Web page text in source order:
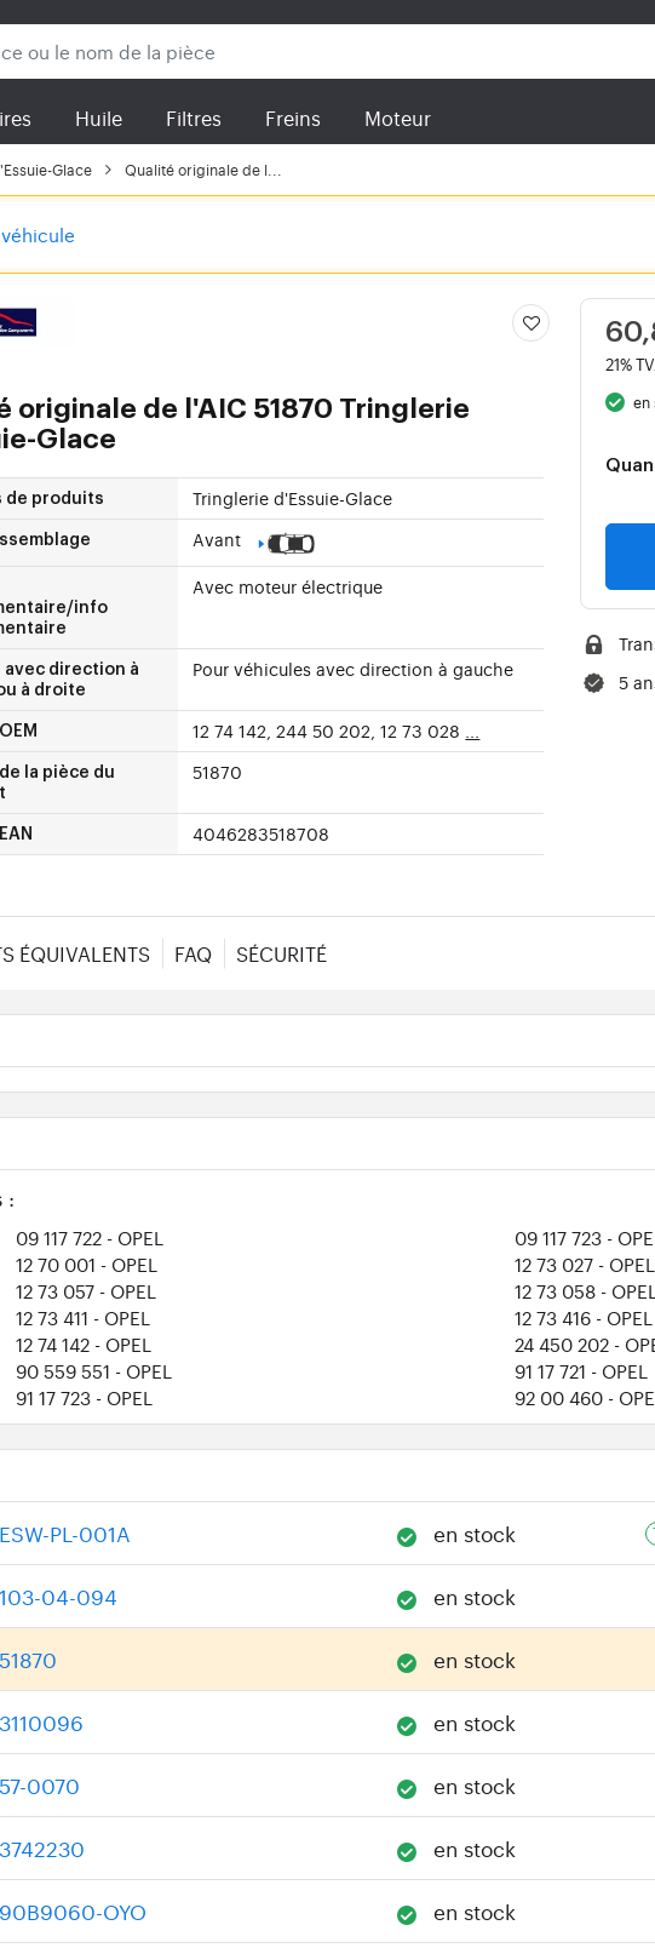
Huile Filtres Freins Moteur
Glace Qualité originale de l...
originale de l'AIC 51870 Tringlerie
Glace
de produits Tringlerie d'Essuie-Glace
Avant
info
Avec moteur électrique
avec direction à
à droite
Pour véhicules avec direction à gauche
12 74 142, 244 50 202, 12 73 028
la pièce du
51870
4046283518708
21%
en
5
ÉQUIVALENTS FAQ SÉCURITÉ
:
09 117 722 - OPEL 09 117 723 -
12 70 001 - OPEL 12 73 027 - OPEL
12 73 057 - OPEL 12 73 058 - OPEL
12 73 411 - OPEL 12 73 416 - OPEL
12 74 142 - OPEL 24 450 202 -
90 559 551 - OPEL 91 17 721 - OPEL
91 17 723 - OPEL 92 00 460 -
ESW-PL-001A en stock
103-04-094 en stock
51870 en stock
3110096 en stock
57-0070 en stock
3742230 en stock
90B9060-OYO en stock